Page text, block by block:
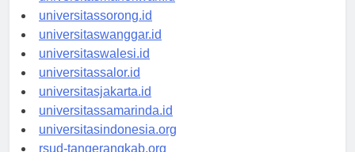
universitasmanokwari.id
universitassorong.id
universitaswanggar.id
universitaswalesi.id
universitassalor.id
universitasjakarta.id
universitassamarinda.id
universitasindonesia.org